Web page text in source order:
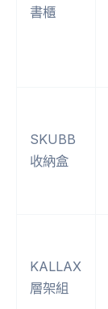
書櫃
SKUBB
收納盒
KALLAX
層架組